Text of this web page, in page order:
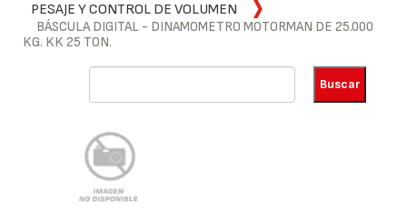
PESAJE Y CONTROL DE VOLUMEN
BÁSCULA DIGITAL - DINAMOMETRO MOTORMAN DE 25.000
KG. KK 25 TON.